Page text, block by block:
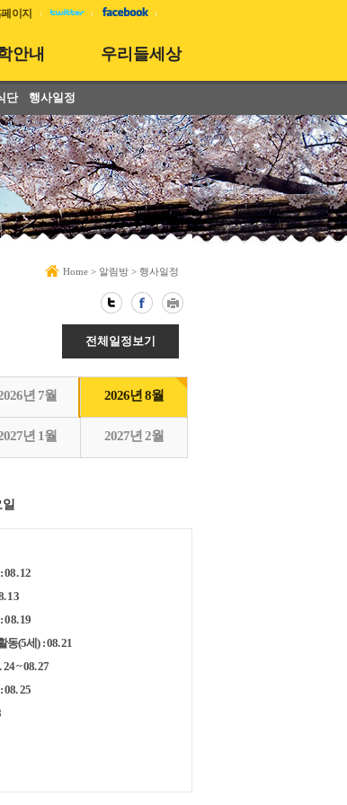
단 행사일정
안내 우리들세상
이지
Home > 알림방 > 행사일정
전체일정보기
년 7월 2026년 8월
년 1월 2027년 2월
12
13
08. 19
(5세) : 08. 21
~ 08. 27
25